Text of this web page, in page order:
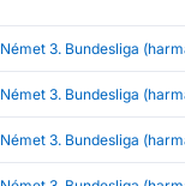
Német 3. Bundesliga
Német 3. Bundesliga
Német 3. Bundesliga